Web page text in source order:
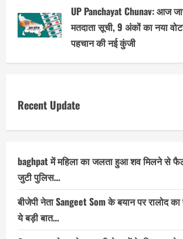
UP Panchayat Chunav: आज
मतदाता सूची, 9 अंकों का नया
पहचान की नई कुंजी
Recent Update
baghpat में महिला का जलता हुआ शव मिलने से
जुटी पुलिस…
बीजेपी नेता Sangeet Som के बयान पर रालोद
ये बड़ी बात…